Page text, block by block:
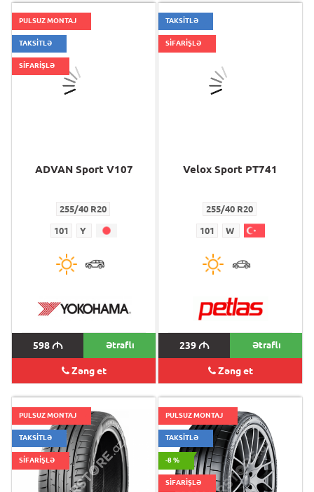
PULSUZ MONTAJ
TAKSİTLƏ
SİFARİŞLƏ
ADVAN Sport V107
255/40 R20
101 Y
598M Ətraflı
Zəng et
TAKSİTLƏ
SİFARİŞLƏ
Velox Sport PT741
255/40 R20
101 W
239M Ətraflı
Zəng et
PULSUZ MONTAJ
TAKSİTLƏ
SİFARİŞLƏ
PULSUZ MONTAJ
TAKSİTLƏ
-8 %
SİFARİŞLƏ